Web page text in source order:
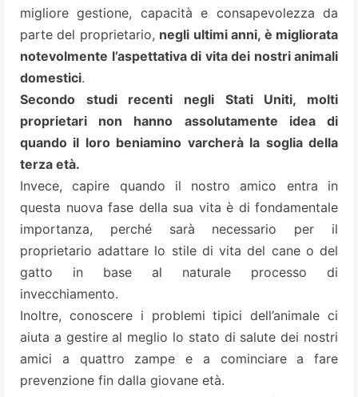
migliore gestione, capacità e consapevolezza da
parte del proprietario, negli ultimi anni, è migliorata
notevolmente l’aspettativa di vita dei nostri animali
domestici.
Secondo studi recenti negli Stati Uniti, molti
proprietari non hanno assolutamente idea di
quando il loro beniamino varcherà la soglia della
terza età.
Invece, capire quando il nostro amico entra in
questa nuova fase della sua vita è di fondamentale
importanza, perché sarà necessario per il
proprietario adattare lo stile di vita del cane o del
gatto in base al naturale processo di
invecchiamento.
Inoltre, conoscere i problemi tipici dell’animale ci
aiuta a gestire al meglio lo stato di salute dei nostri
amici a quattro zampe e a cominciare a fare
prevenzione fin dalla giovane età.